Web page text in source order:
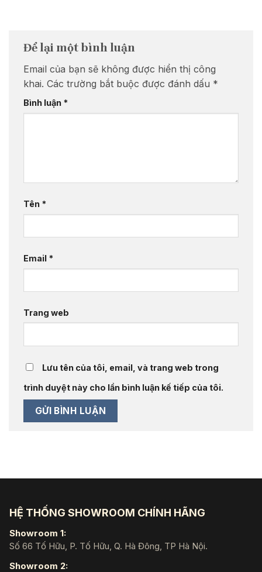
Để lại một bình luận
Email của bạn sẽ không được hiển thị công
khai. Các trường bắt buộc được đánh dấu *
Bình luận *
Tên *
Email *
Trang web
Lưu tên của tôi, email, và trang web trong
trình duyệt này cho lần bình luận kế tiếp của tôi.
HỆ THỐNG SHOWROOM CHÍNH HÃNG
Showroom 1:
Số 66 Tố Hữu, P. Tố Hữu, Q. Hà Đông, TP Hà Nội.
Showroom 2: